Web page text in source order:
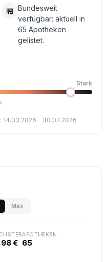
🏪 Bundesweit
verfügbar: aktuell in
65 Apotheken
gelistet.
Stark
14.03.2026 – 30.07.2026
Max
€
APOTHEKEN
65